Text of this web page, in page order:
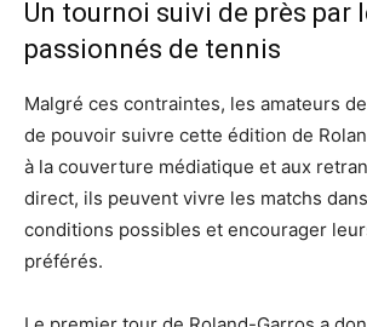
Un tournoi suivi de près par
passionnés de tennis
Malgré ces contraintes, les amateurs
de pouvoir suivre cette édition de
à la couverture médiatique et aux
direct, ils peuvent vivre les matchs
conditions possibles et encourager
préférés.